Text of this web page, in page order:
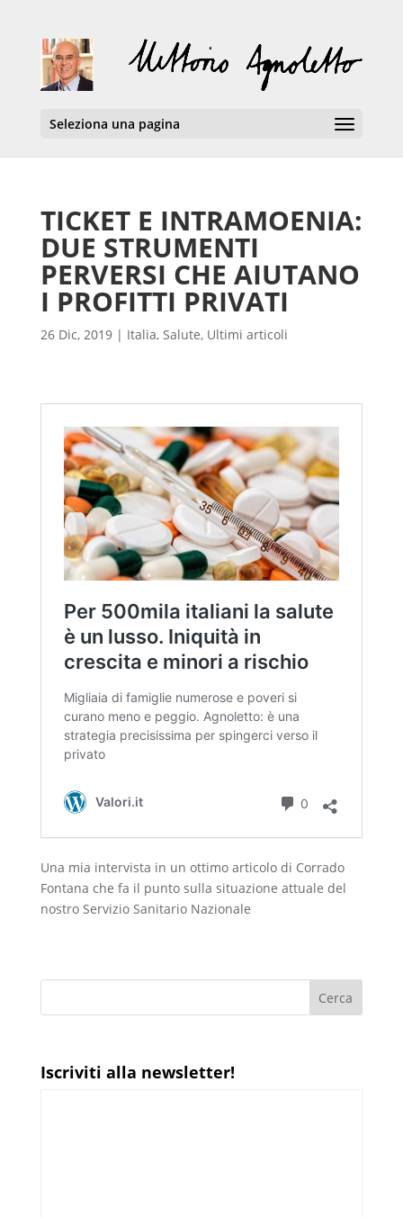
Seleziona una pagina
TICKET E INTRAMOENIA:
DUE STRUMENTI
PERVERSI CHE AIUTANO
I PROFITTI PRIVATI
26 Dic, 2019| Italia, Salute, Ultimi articoli
Una mia intervista in un ottimo articolo di Corrado
Fontana che fa il punto sulla situazione attuale del
nostro Servizio Sanitario Nazionale
Iscriviti alla newsletter!